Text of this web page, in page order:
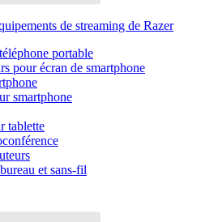
de streaming de Razer
portable
pour écran de smartphone
smartphone
tablette
et sans-fil